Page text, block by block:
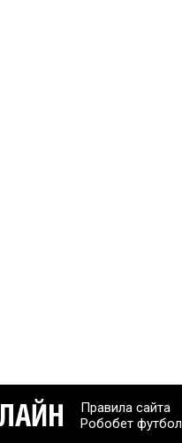
Правила сайта
Робобет футбол